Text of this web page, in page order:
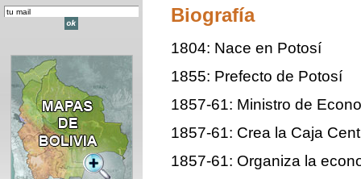
Biografía
1804: Nace en Potosí
1855: Prefecto de Potosí
1857-61: Ministro de
1857-61: Crea la Caja
1857-61: Organiza la